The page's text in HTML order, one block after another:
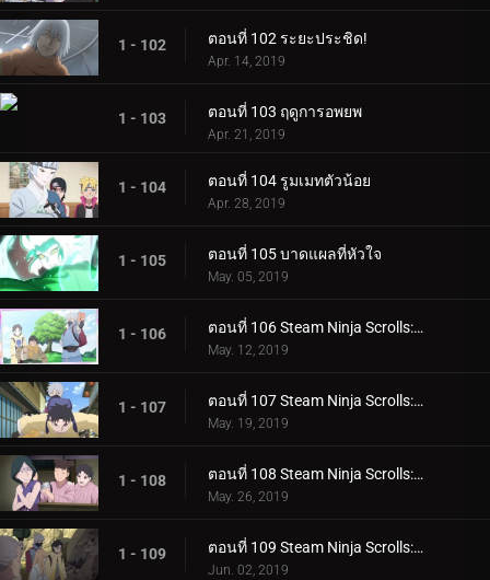
1 - 102 ตอนที่ 102 ระยะประชิด!
Apr. 14, 2019
1 - 103 ตอนที่ 103 ฤดูการอพยพ
Apr. 21, 2019
1 - 104 ตอนที่ 104 รูมเมทตัวน้อย
Apr. 28, 2019
1 - 105 ตอนที่ 105 บาดแผลที่หัวใจ
May. 05, 2019
1 - 106 ตอนที่ 106 Steam Ninja Scrolls: ภารกิจระดับ S!
May. 12, 2019
1 - 107 ตอนที่ 107 Steam Ninja Scrolls: สงครามสุนัขและแมว!
May. 19, 2019
1 - 108 ตอนที่ 108 Steam Ninja Scrolls: โรงแรมผีสิง!
May. 26, 2019
1 - 109 ตอนที่ 109 Steam Ninja Scrolls: มันฝรั่งแผ่นทอดและก้อนหินยักษ์!
Jun. 02, 2019